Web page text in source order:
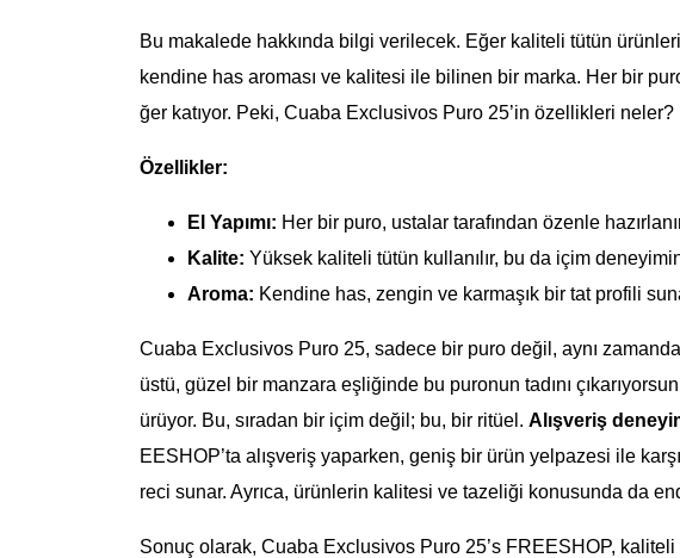
Bu makalede hakkında bilgi verilecek. Eğer kaliteli tütün
kendine has aroması ve kalitesi ile bilinen bir marka. Her bir
ğer katıyor. Peki, Cuaba Exclusivos Puro 25’in özellikleri neler?
Özellikler:
El Yapımı: Her bir puro, ustalar tarafından özenle
Kalite: Yüksek kaliteli tütün kullanılır, bu da içim deneyimini
Aroma: Kendine has, zengin ve karmaşık bir tat profili
Cuaba Exclusivos Puro 25, sadece bir puro değil, aynı
üstü, güzel bir manzara eşliğinde bu puronun tadını
ürüyor. Bu, sıradan bir içim değil; bu, bir ritüel. Alışveriş
EESHOP’ta alışveriş yaparken, geniş bir ürün yelpazesi ile
reci sunar. Ayrıca, ürünlerin kalitesi ve tazeliği konusunda da
Sonuç olarak, Cuaba Exclusivos Puro 25’s FREESHOP,